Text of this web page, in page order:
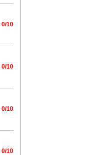
0/10
0/10
0/10
0/10